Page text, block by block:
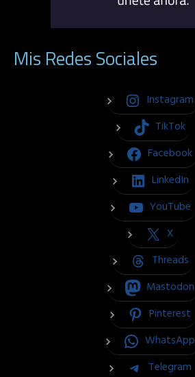
Mis Redes Sociales
Instagram
TikTok
Facebook
LinkedIn
YouTube
X
Threads
Mastodon
Pinterest
WhatsApp
Telegram